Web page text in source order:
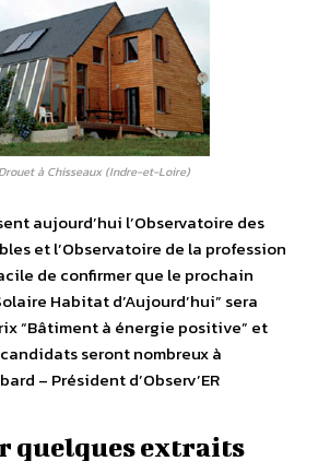
à Chisseaux (Indre-et-Loire)
aujourd’hui l’Observatoire des
et l’Observatoire de la profession
de confirmer que le prochain
Habitat d’Aujourd’hui” sera
“Bâtiment à énergie positive” et
seront nombreux à
– Président d’Observ’ER
quelques extraits